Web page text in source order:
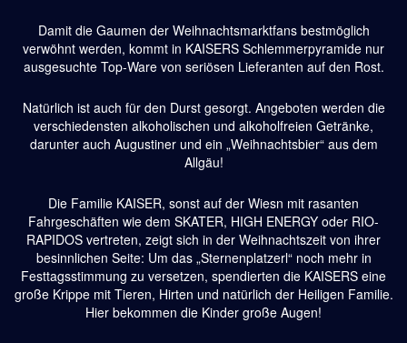
Damit die Gaumen der Weihnachtsmarktfans bestmöglich
verwöhnt werden, kommt in KAISERS Schlemmerpyramide nur
ausgesuchte Top-Ware von seriösen Lieferanten auf den Rost.
Natürlich ist auch für den Durst gesorgt. Angeboten werden die
verschiedensten alkoholischen und alkoholfreien Getränke,
darunter auch Augustiner und ein „Weihnachtsbier“ aus dem
Allgäu!
Die Familie KAISER, sonst auf der Wiesn mit rasanten
Fahrgeschäften wie dem SKATER, HIGH ENERGY oder RIO-
RAPIDOS vertreten, zeigt sich in der Weihnachtszeit von ihrer
besinnlichen Seite: Um das „Sternenplatzerl“noch mehr in
Festtagsstimmung zu versetzen, spendierten die KAISERS eine
große Krippe mit Tieren, Hirten und natürlich der Heiligen Familie.
Hier bekommen die Kinder große Augen!